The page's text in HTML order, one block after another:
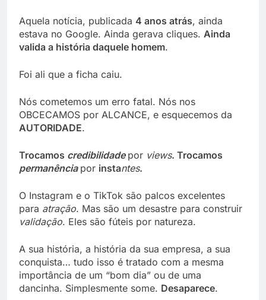
Aquela notícia, publicada 4 anos atrás, ainda
estava no Google. Ainda gerava cliques. Ainda
valida a história daquele homem.
Foi ali que a ficha caiu.
Nós cometemos um erro fatal. Nós nos
OBCECAMOS por ALCANCE, e esquecemos da
AUTORIDADE.
Trocamos credibilidade por views. Trocamos
permanência por instantes.
O Instagram e o TikTok são palcos excelentes
para atração. Mas são um desastre para construir
validação. Eles são fúteis por natureza.
A sua história, a história da sua empresa, a sua
conquista… tudo isso é tratado com a mesma
importância de um “bom dia” ou de uma
dancinha. Simplesmente some. Desaparece.